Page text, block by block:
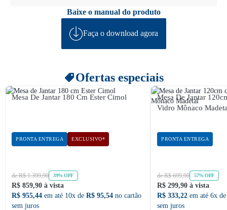
Baixe o manual do produto
Faça o download agora
Ofertas especiais
Mesa De Jantar 180 Cm Ester Cimol
PRONTA ENTREGA EXCLUSIVO*
de R$ 1.399,90 39% OFF
R$ 859,90 à vista
R$ 955,44 em até 10x de R$ 95,54 no cartão
sem juros
Mesa De Jantar
Vidro Mônaco
PRONTA ENTREGA
de R$ 699,90 57% OFF
R$ 299,90 à vista
R$ 333,22 em até 6x
sem juros